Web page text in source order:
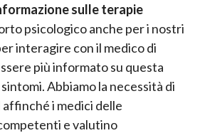
sulle terapie
psicologico anche per i nostri
interagire con il medico di
più informato su questa
Abbiamo la necessità di
affinché i medici delle
e valutino